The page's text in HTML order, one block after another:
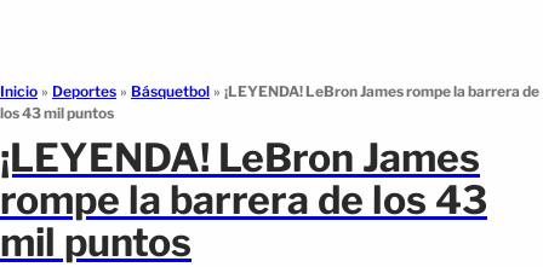
Inicio » Deportes » Básquetbol » ¡LEYENDA! LeBron James rompe la barrera de
los 43 mil puntos
¡LEYENDA! LeBron James
rompe la barrera de los 43
mil puntos